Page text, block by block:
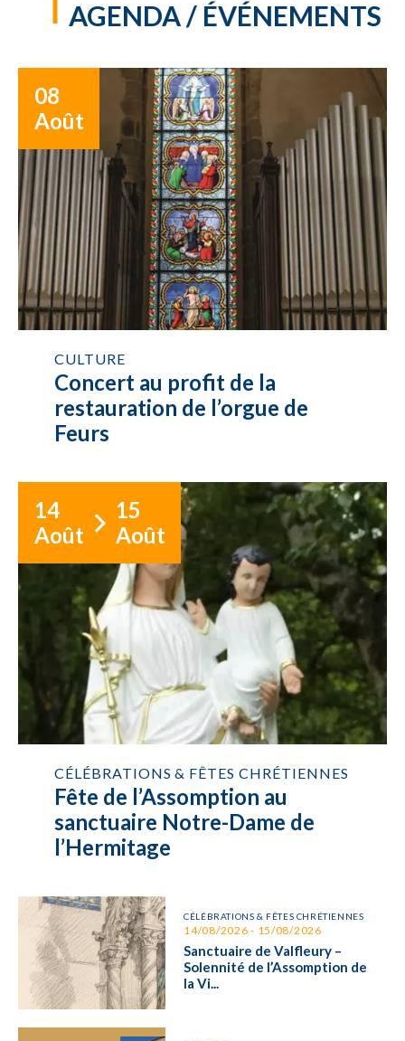
AGENDA / ÉVÉNEMENTS
08
Août
CULTURE
Concert au profit de la
restauration de l’orgue de
Feurs
14
Août
15
Août
CÉLÉBRATIONS & FÊTES CHRÉTIENNES
Fête de l’Assomption au
sanctuaire Notre-Dame de
l’Hermitage
CÉLÉBRATIONS & FÊTES CHRÉTIENNES
14/08/2026 - 15/08/2026
Sanctuaire de Valfleury –
Solennité de l’Assomption de
la Vi...